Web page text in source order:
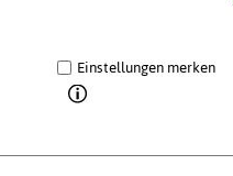
Einstellungen merken